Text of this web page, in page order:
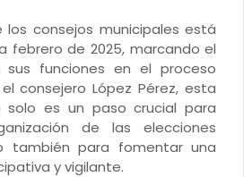
los consejos municipales está
febrero de 2025, marcando el
funciones en el proceso
consejero López Pérez, esta
solo es un paso crucial para
de las elecciones
también para fomentar una
y vigilante.